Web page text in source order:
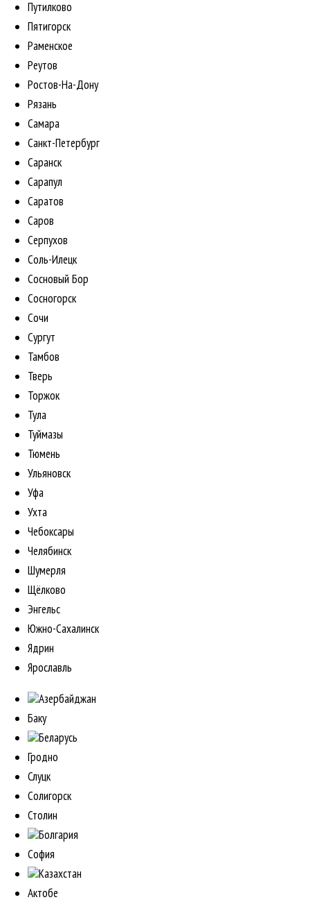
Путилково
Пятигорск
Раменское
Реутов
Ростов-На-Дону
Рязань
Самара
Санкт-Петербург
Саранск
Сарапул
Саратов
Саров
Серпухов
Соль-Илецк
Сосновый Бор
Сосногорск
Сочи
Сургут
Тамбов
Тверь
Торжок
Тула
Туймазы
Тюмень
Ульяновск
Уфа
Ухта
Чебоксары
Челябинск
Шумерля
Щёлково
Энгельс
Южно-Сахалинск
Ядрин
Ярославль
Азербайджан
Баку
Беларусь
Гродно
Слуцк
Солигорск
Столин
Болгария
София
Казахстан
Актобе